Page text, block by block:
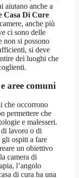
aiutano anche a
Casa Di Cure
anche più
ci sono delle
non si possono
si deve
dei luoghi che
e aree comuni
che occorrono
permettere che
e malesseri.
lavoro o di
gli ospiti a fare
un obiettivo
camera di
l’angolo
di cura ha una